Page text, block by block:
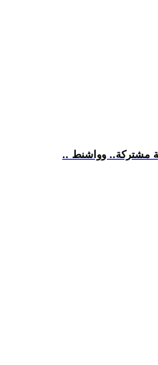
مشتركة.. وواشنط